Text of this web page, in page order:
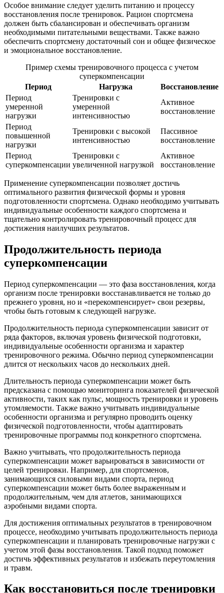
Особое внимание следует уделить питанию и процессу
восстановления после тренировок. Рацион спортсмена
должен быть сбалансирован и обеспечивать организм
необходимыми питательными веществами. Также важно
обеспечить спортсмену достаточный сон и общее физическое
и эмоциональное восстановление.
Пример схемы тренировочного процесса с учетом
суперкомпенсации
Период
Нагрузка
Восстановление
Период
умеренной
нагрузки
Тренировки с
умеренной
интенсивностью
Активное
восстановление
Период
повышенной
нагрузки
Тренировки с высокой
интенсивностью
Пассивное
восстановление
Период
суперкомпенсации
Тренировки с
увеличенной нагрузкой
Активное
восстановление
Применение суперкомпенсации позволяет достичь
оптимального развития физической формы и уровня
подготовленности спортсмена. Однако необходимо учитывать
индивидуальные особенности каждого спортсмена и
тщательно контролировать тренировочный процесс для
достижения наилучших результатов.
Продолжительность периода
суперкомпенсации
Период суперкомпенсации — это фаза восстановления, когда
организм после тренировки восстанавливается не только до
прежнего уровня, но и «перекомпенсирует» свои резервы,
чтобы быть готовым к следующей нагрузке.
Продолжительность периода суперкомпенсации зависит от
ряда факторов, включая уровень физической подготовки,
индивидуальные особенности организма и характер
тренировочного режима. Обычно период суперкомпенсации
длится от нескольких часов до нескольких дней.
Длительность периода суперкомпенсации может быть
предсказана с помощью мониторинга показателей физической
активности, таких как пульс, мощность тренировки и уровень
утомляемости. Также важно учитывать индивидуальные
особенности организма и регулярно проводить оценку
физической подготовленности, чтобы адаптировать
тренировочные программы под конкретного спортсмена.
Важно учитывать, что продолжительность периода
суперкомпенсации может варьироваться в зависимости от
целей тренировки. Например, для спортсменов,
занимающихся силовыми видами спорта, период
суперкомпенсации может быть более выраженным и
продолжительным, чем для атлетов, занимающихся
аэробными видами спорта.
Для достижения оптимальных результатов в тренировочном
процессе, необходимо учитывать продолжительность периода
суперкомпенсации и планировать тренировочные нагрузки с
учетом этой фазы восстановления. Такой подход поможет
достичь эффективных результатов и избежать переутомления
и травм.
Как восстановиться после тренировки